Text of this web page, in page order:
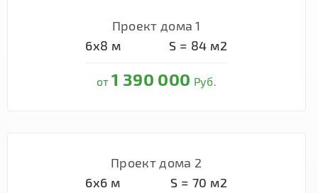
Проект дома 1
6х8 м S = 84 м2
от1 390 000 Руб.
Проект дома 2
6х6 м S = 70 м2